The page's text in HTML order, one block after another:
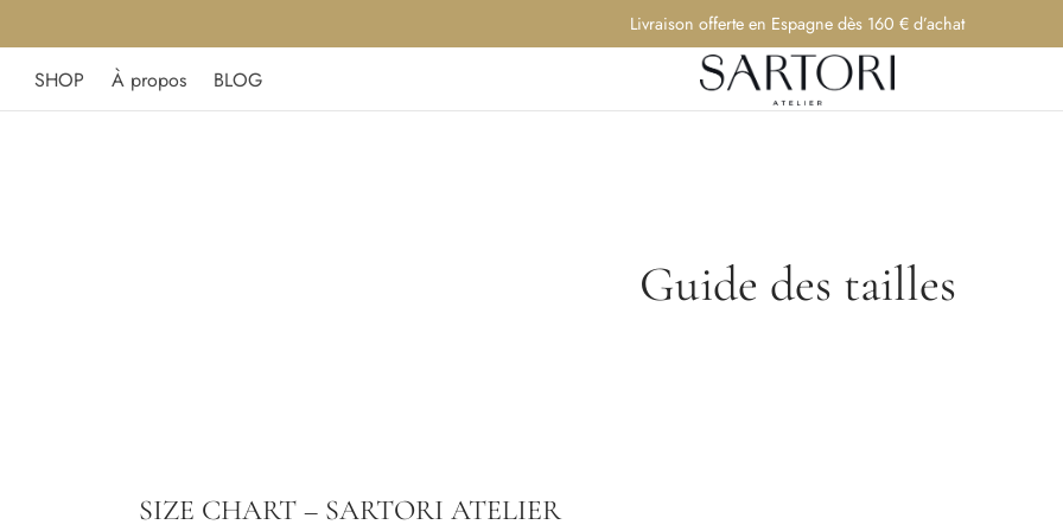
Livraison offerte en Espagne dès 160 € d’achat
SHOP À propos BLOG
Guide des tailles
SIZE CHART – SARTORI ATELIER